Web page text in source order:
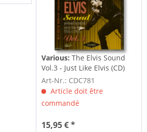
Various:The Elvis Sound
Vol.3 - Just Like Elvis (CD)
Art-Nr.: CDC781
Article doit être
commandé
15,95 € *